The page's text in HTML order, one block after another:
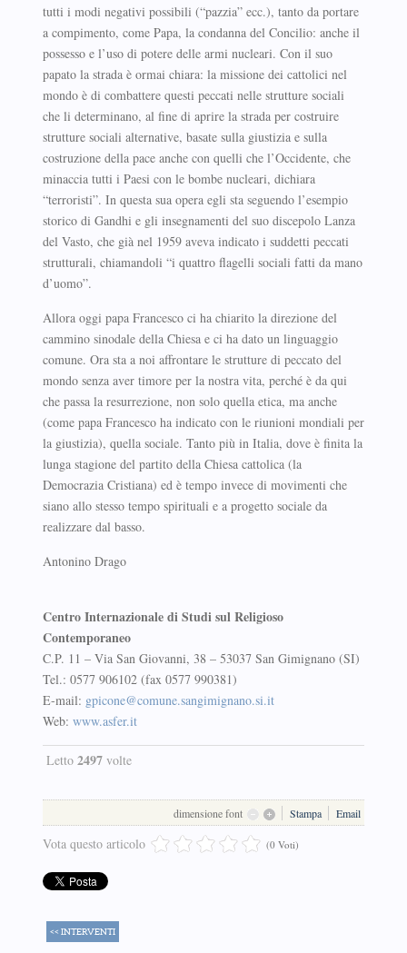
tutti i modi negativi possibili (“pazzia” ecc.), tanto da portare
a compimento, come Papa, la condanna del Concilio: anche il
possesso e l’uso di potere delle armi nucleari. Con il suo
papato la strada è ormai chiara: la missione dei cattolici nel
mondo è di combattere questi peccati nelle strutture sociali
che li determinano, al fine di aprire la strada per costruire
strutture sociali alternative, basate sulla giustizia e sulla
costruzione della pace anche con quelli che l’Occidente, che
minaccia tutti i Paesi con le bombe nucleari, dichiara
“terroristi”. In questa sua opera egli sta seguendo l’esempio
storico di Gandhi e gli insegnamenti del suo discepolo Lanza
del Vasto, che già nel 1959 aveva indicato i suddetti peccati
strutturali, chiamandoli “i quattro flagelli sociali fatti da mano
d’uomo”.
Allora oggi papa Francesco ci ha chiarito la direzione del
cammino sinodale della Chiesa e ci ha dato un linguaggio
comune. Ora sta a noi affrontare le strutture di peccato del
mondo senza aver timore per la nostra vita, perché è da qui
che passa la resurrezione, non solo quella etica, ma anche
(come papa Francesco ha indicato con le riunioni mondiali per
la giustizia), quella sociale. Tanto più in Italia, dove è finita la
lunga stagione del partito della Chiesa cattolica (la
Democrazia Cristiana) ed è tempo invece di movimenti che
siano allo stesso tempo spirituali e a progetto sociale da
realizzare dal basso.
Antonino Drago
Centro Internazionale di Studi sul Religioso
Contemporaneo
C.P. 11 – Via San Giovanni, 38 – 53037 San Gimignano (SI)
Tel.: 0577 906102 (fax 0577 990381)
E-mail: gpicone@comune.sangimignano.si.it
Web: www.asfer.it
Letto 2497volte
dimensione font Stampa Email
Vota questo articolo (0 Voti)
<< INTERVENTI